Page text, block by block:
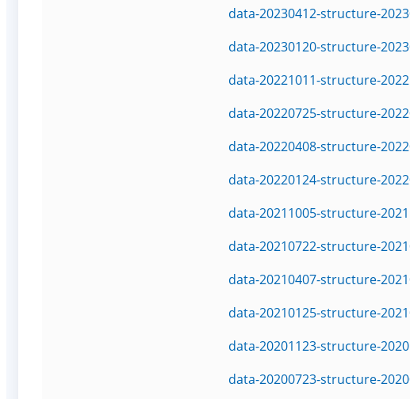
data-20230412-structure-
data-20230120-structure-
data-20221011-structure-
data-20220725-structure-
data-20220408-structure-
data-20220124-structure-
data-20211005-structure-
data-20210722-structure-
data-20210407-structure-
data-20210125-structure-
data-20201123-structure-
data-20200723-structure-